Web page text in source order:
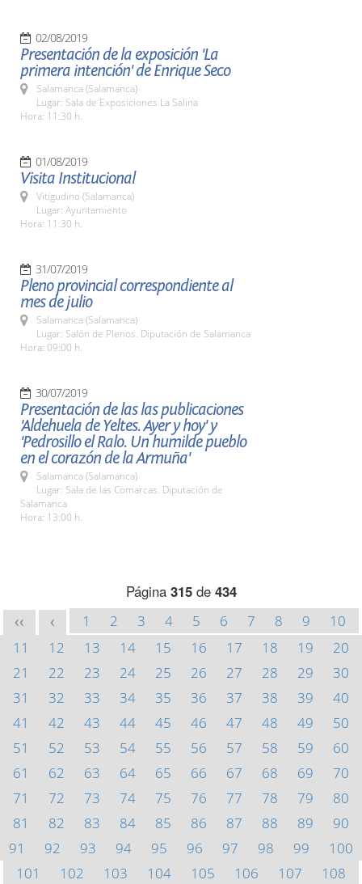
02/08/2019
Presentación de la exposición 'La
primera intención' de Enrique Seco
Salamanca (Salamanca)
Lugar: Sala de Exposiciones La Salina
Hora: 11:30 h.
01/08/2019
Visita Institucional
Vitigudino (Salamanca)
Lugar: Ayuntamiento
Hora: 11:30 h.
31/07/2019
Pleno provincial correspondiente al
mes de julio
Salamanca (Salamanca)
Lugar: Salón de Plenos. Diputación de Salamanca
Hora: 09:00 h.
30/07/2019
Presentación de las las publicaciones
'Aldehuela de Yeltes. Ayer y hoy' y
'Pedrosillo el Ralo. Un humilde pueblo
en el corazón de la Armuña'
Salamanca (Salamanca)
Lugar: Sala de las Comarcas. Diputación de
Salamanca
Hora: 13:00 h.
Página 315de 434
<< < 1 2 3 4 5 6 7 8 9
10
11
12 13 14 15 16 17 18 19
20
21
22 23 24 25 26 27 28 29
30
31
32 33 34 35 36 37 38 39
40
41
42 43 44 45 46 47 48 49
50
51
52 53 54 55 56 57 58 59
60
61
62 63 64 65 66 67 68 69
70
71
72 73 74 75 76 77 78 79
80
81
82 83 84 85 86 87 88 89
90
91
92 93 94 95 96 97 98 99
100
101
102 103 104 105 106 107
108